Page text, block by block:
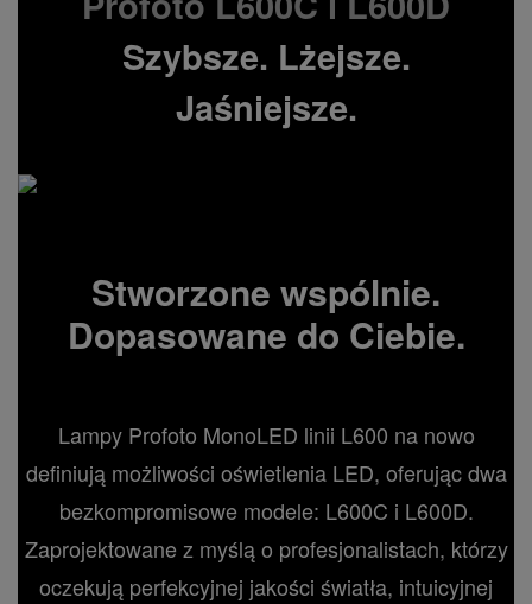
Szybsze. Lżejsze.
Jaśniejsze.
Stworzone wspólnie.
Dopasowane do Ciebie.
Lampy Profoto MonoLED linii L600 na nowo
definiują możliwości oświetlenia LED, oferując dwa
bezkompromisowe modele: L600C i L600D.
Zaprojektowane z myślą o profesjonalistach, którzy
oczekują perfekcyjnej jakości światła, intuicyjnej